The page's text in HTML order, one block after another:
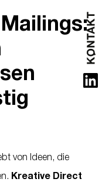
von Ideen, die
Kreative Direct